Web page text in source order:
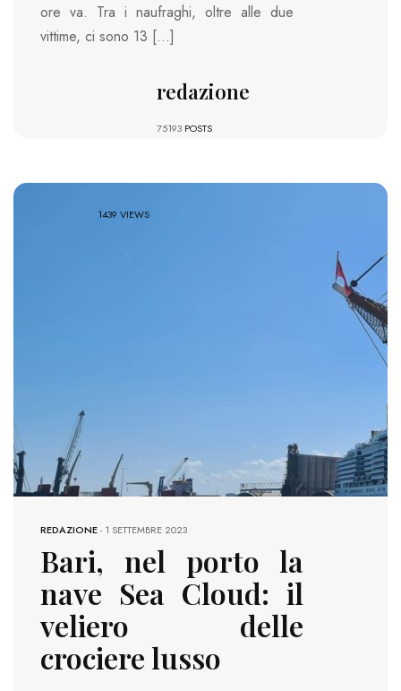
ore va. Tra i naufraghi, oltre alle due
vittime, ci sono 13 […]
redazione
75193 POSTS
1439 VIEWS
REDAZIONE-1 SETTEMBRE 2023
Bari, nel porto la
nave Sea Cloud: il
veliero delle
crociere lusso